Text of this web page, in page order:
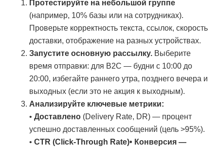
Протестируйте на небольшой группе
(например, 10% базы или на сотрудниках).
Проверьте корректность текста, ссылок, скорость
доставки, отображение на разных устройствах.
Запустите основную рассылку. Выберите
время отправки: для B2C — будни с 10:00 до
20:00, избегайте раннего утра, позднего вечера и
выходных (если это не акция к выходным).
Анализируйте ключевые метрики:
• Доставлено (Delivery Rate, DR) — процент
успешно доставленных сообщений (цель >95%).
• CTR (Click-Through Rate)• Конверсия —